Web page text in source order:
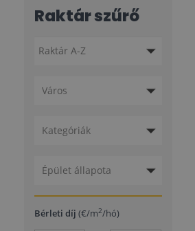
Raktár szűrő
Város
Kategóriák
Épület állapota
Bérleti díj (€/m2/hó)